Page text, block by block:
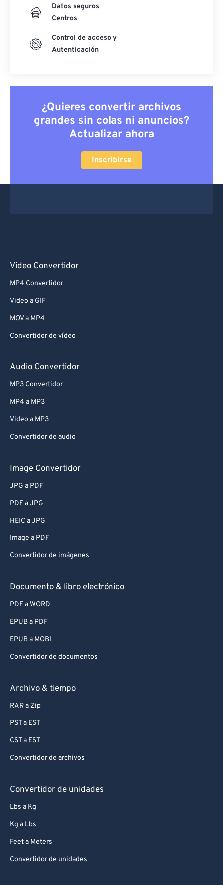
Datos seguros
Centros
Control de acceso y
Autenticación
¿Quieres convertir archivos
grandes sin colas ni anuncios?
Actualizar ahora
Inscribirse
Video Convertidor
MP4 Convertidor
Video a GIF
MOV a MP4
Convertidor de vídeo
Audio Convertidor
MP3 Convertidor
MP4 a MP3
Video a MP3
Convertidor de audio
Image Convertidor
JPG a PDF
PDF a JPG
HEIC a JPG
Image a PDF
Convertidor de imágenes
Documento & libro electrónico
PDF a WORD
EPUB a PDF
EPUB a MOBI
Convertidor de documentos
Archivo & tiempo
RAR a Zip
PST a EST
CST a EST
Convertidor de archivos
Convertidor de unidades
Lbs a Kg
Kg a Lbs
Feet a Meters
Convertidor de unidades